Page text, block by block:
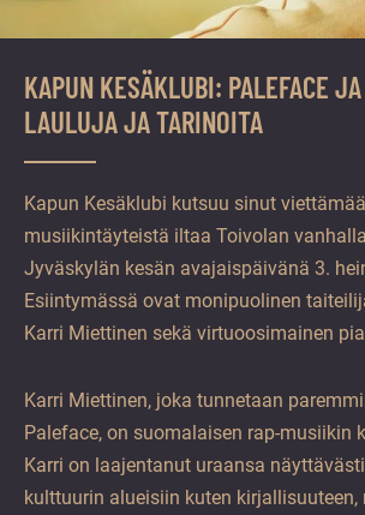
KAPUN KESÄKLUBI: PALEFACE
LAULUJA JA TARINOITA
Kapun Kesäklubi kutsuu sinut
musiikintäyteistä iltaa Toivolan
Jyväskylän kesän avajaispäivänä 3.
Esiintymässä ovat monipuolinen
Karri Miettinen sekä virtuoosimainen
Karri Miettinen, joka tunnetaan
Paleface, on suomalaisen rap-musiikin
Karri on laajentanut uraansa
kulttuurin alueisiin kuten